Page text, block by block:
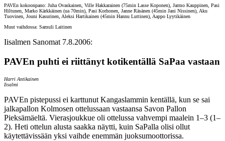
PAVEn kokoonpano: Juha Ovaskainen, Ville Hakkarainen (75min Lasse Koponen), Jarmo Kauppinen, Pasi
Hiltunen, Marko Kärkkäinen (ua 70min), Pasi Korhonen, Janne Räsänen (45min Jani Nissinen), Aku
Tuovinen, Jouni Kasurinen, Aleksi Hartikainen (45min Hannu Luttinen), Aappo Lyytikäinen
Muut vaihdossa: Samuli Laitinen
Iisalmen Sanomat 7.8.2006:
PAVEn puhti ei riittänyt kotikentällä SaPaa vastaan
Harri Antikainen
Iisalmi
PAVEn pistepussi ei karttunut Kangaslammin kentällä, kun se sai
jalkapallon Kolmosen ottelussaan vastaansa Savon Pallon
Pieksämäeltä. Vierasjoukkue oli ottelussa vahvempi maalein 1–3 (1–
2). Heti ottelun alusta saakka näytti, kuin SaPalla olisi ollut
käytettävissään yksi vaihde enemmän juoksumoottorissa.